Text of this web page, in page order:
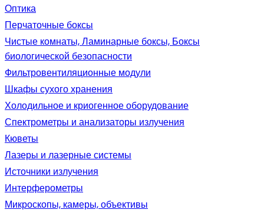
Оптика
Перчаточные боксы
Чистые комнаты, Ламинарные боксы, Боксы
биологической безопасности
Фильтровентиляционные модули
Шкафы сухого хранения
Холодильное и криогенное оборудование
Спектрометры и анализаторы излучения
Кюветы
Лазеры и лазерные системы
Источники излучения
Интерферометры
Микроскопы, камеры, объективы